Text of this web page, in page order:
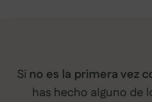
Si no es la primera vez
has hecho alguno de